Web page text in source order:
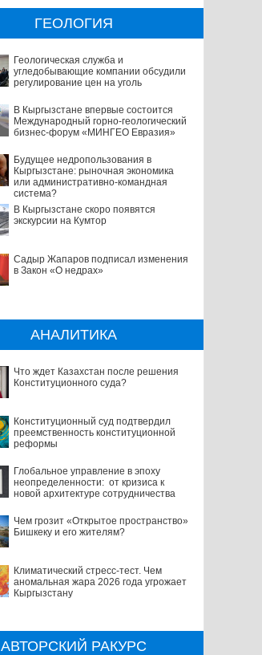
ГЕОЛОГИЯ
Геологическая служба и
угледобывающие компании обсудили
регулирование цен на уголь
В Кыргызстане впервые состоится
Международный горно-геологический
бизнес-форум «МИНГЕО Евразия»
Будущее недропользования в
Кыргызстане: рыночная экономика
или административно-командная
система?
В Кыргызстане скоро появятся
экскурсии на Кумтор
Садыр Жапаров подписал изменения
в Закон «О недрах»
АНАЛИТИКА
Что ждет Казахстан после решения
Конституционного суда?
Конституционный суд подтвердил
преемственность конституционной
реформы
Глобальное управление в эпоху
неопределенности: от кризиса к
новой архитектуре сотрудничества
Чем грозит «Открытое пространство»
Бишкеку и его жителям?
Климатический стресс-тест. Чем
аномальная жара 2026 года угрожает
Кыргызстану
АВТОРСКИЙ РАКУРС